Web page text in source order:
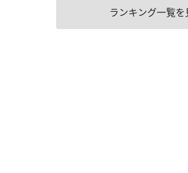
ランキング一覧を